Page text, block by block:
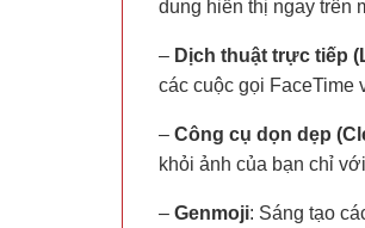
dung hiển thị ngay trên
– Dịch thuật trực tiếp
các cuộc gọi FaceTime
– Công cụ dọn dẹp
khỏi ảnh của bạn chỉ
– Genmoji: Sáng tạo